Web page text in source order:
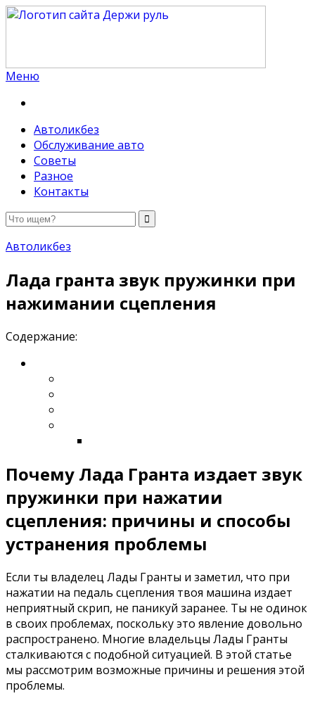
Меню
Автоликбез
Обслуживание авто
Советы
Разное
Контакты
Автоликбез
Лада гранта звук пружинки при
нажимании сцепления
Содержание:
Почему Лада Гранта издает звук
пружинки при нажатии
сцепления: причины и способы
устранения проблемы
Если ты владелец Лады Гранты и заметил, что при
нажатии на педаль сцепления твоя машина издает
неприятный скрип, не паникуй заранее. Ты не одинок
в своих проблемах, поскольку это явление довольно
распространено. Многие владельцы Лады Гранты
сталкиваются с подобной ситуацией. В этой статье
мы рассмотрим возможные причины и решения этой
проблемы.